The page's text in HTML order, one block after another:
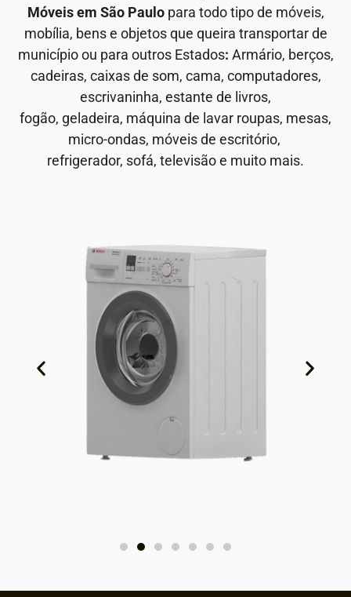
Móveis em São Paulopara todo tipo de móveis,
mobília, bens e objetos que queira transportar de
município ou para outros Estados: Armário, berços,
cadeiras, caixas de som, cama, computadores,
escrivaninha, estante de livros,
fogão, geladeira, máquina de lavar roupas, mesas,
micro-ondas, móveis de escritório,
refrigerador, sofá, televisão e muito mais.